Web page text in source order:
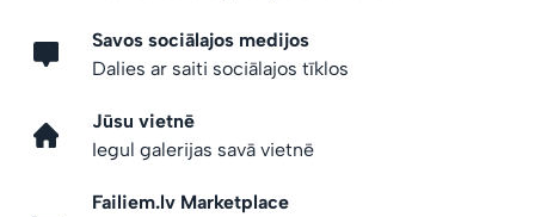
Savos sociālajos medijos
Dalies ar saiti sociālajos tīklos
Jūsu vietnē
Iegul galerijas savā vietnē
Failiem.lv Marketplace